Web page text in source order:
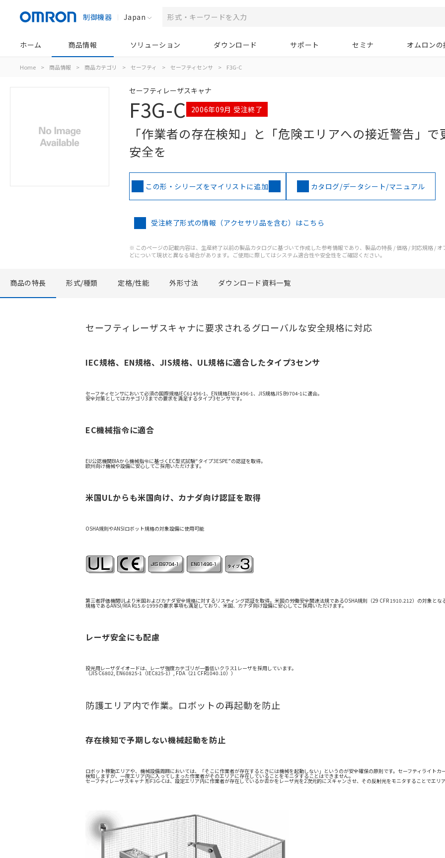
制御機器 Japan
ホーム 商品情報 ソリューション ダウンロード サポート セミナ オムロン
Home > 商品情報 > 商品カテゴリ > セーフティ > セーフティセンサ > F3G-C
セーフティレーザスキャナ
F3G-C 2006年09月 受注終了
「作業者の存在検知」と「危険エリアへの接近警告」で
安全を
この形・シリーズをマイリストに追加 カタログ/データシート/マニュアル
受注終了形式の情報（アクセサリ品を含む）はこちら
※ このページの記載内容は、生産終了以前の製品カタログに基づいて作成した参考情報であり、製品の特長 / 価格 / 対応規格 / オ
どについて現状と異なる場合があります。ご使用に際してはシステム適合性や安全性をご確認ください。
商品の特長 形式/種類 定格/性能 外形寸法 ダウンロード資料一覧
セーフティレーザスキャナに要求されるグローバルな安全規格に対応
IEC規格、EN規格、JIS規格、UL規格に適合したタイプ3センサ
セーフティセンサにおいて必須の国際規格IEC61496-1、EN規格EN61496-1、JIS規格JIS B9704-1に適合。
安全対策としてはカテゴリ3までの要求を満足するタイプ3センサです。
EC機械指令に適合
EU公認機関BIAから機械指令に基づくEC型式試験“タイプ3ESPE”の認証を取得。
欧州向け機械や設備に安心してご採用いただけます。
米国ULからも米国向け、カナダ向け認証を取得
OSHA規則やANSIロボット規格の対象設備に使用可能
第三者評価機関ULより米国およびカナダ安全規格に対するリスティング認証を取得。米国の労働安全関連法規であるOSHA規則（29 CFR 1910.212）の対象と
規格であるANSI/RIA R15.6-1999の要求事項も満足しており、米国、カナダ向け設備に安心してご採用いただけます。
レーザ安全にも配慮
投光用レーザダイオードは、レーザ強度カテゴリが一番低いクラス1レーザを採用しています。
（JIS C6802, EN60825-1（IEC825-1）, FDA（21 CFR1040.10））
防護エリア内で作業。ロボットの再起動を防止
存在検知で予期しない機械起動を防止
ロボット稼動エリアや、機械設備周囲においては、「そこに作業者が存在するときには機械を起動しない」というのが安全確保の原則です。セーフティライト
検知しますが、一度エリア内に入ってしまった作業者がそのエリアに存在していることをモニタすることはできません。
セーフティレーザスキャナ 形F3G-Cは、設定エリア内に作業者が存在しているか否かをレーザ光を2次元的にスキャンさせ、その反射光をモニタすることでエリ